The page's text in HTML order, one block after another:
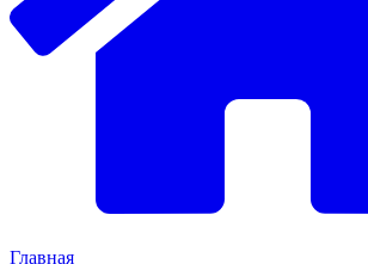
Главная